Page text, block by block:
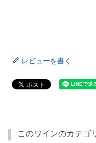
レビューを書く
このワインのカテゴ